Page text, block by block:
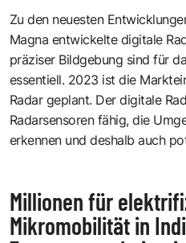
Zu den neuesten
Magna entwickelte digitale
präziser Bildgebung sind für
essentiell. 2023 ist die
Radar geplant. Der digitale
Radarsensoren fähig, die
erkennen und deshalb auch
Millionen für
Mikromobilität in